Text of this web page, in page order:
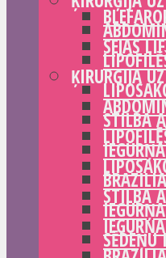
STILBA
SEJAS
ĶIRURĢIJA
STILBA